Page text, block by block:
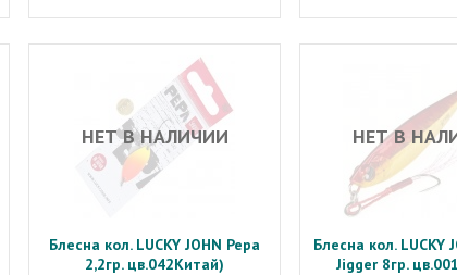
НЕТ В НАЛИЧИИ
Блесна кол. LUCKY JOHN Pepa
2,2гр. цв.042Китай)
НЕТ В
Блесна кол. LUCKY
Jigger 8гр.